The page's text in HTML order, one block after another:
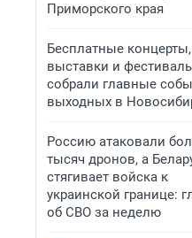
Приморского края
Бесплатные
выставки и фестиваль
собрали главные
выходных в
Россию атаковали
тысяч дронов, а
стягивает войска к
украинской границе:
об СВО за неделю